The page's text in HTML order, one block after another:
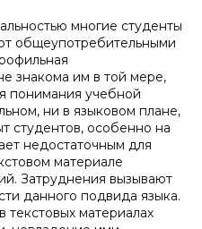
многие студенты
общеупотребительными
знакома им в той мере,
понимания учебной
ни в языковом плане,
студентов, особенно на
недостаточным для
материале
Затруднения вызывают
данного подвида языка.
текстовых материалах